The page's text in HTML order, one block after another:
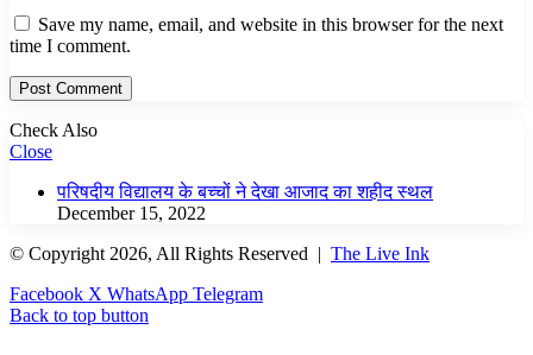
Save my name, email, and website in this browser for the next
time I comment.
Check Also
Close
परिषदीय विद्यालय के बच्चों ने देखा आजाद का शहीद स्थल
December 15, 2022
© Copyright 2026, All Rights Reserved | The Live Ink
Facebook X WhatsApp Telegram
Back to top button